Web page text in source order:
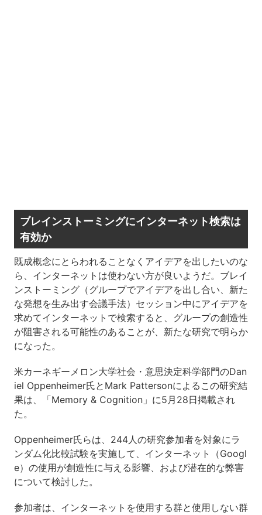
ブレインストーミングにインターネット検索は
有効か
既成概念にとらわれることなくアイデアを出したいのな
ら、インターネットは使わない方が良いようだ。ブレイ
ンストーミング（グループでアイデアを出し合い、新た
な発想を生み出す会議手法）セッション中にアイデアを
求めてインターネットで検索すると、グループの創造性
が阻害される可能性のあることが、新たな研究で明らか
になった。
米カーネギーメロン大学社会・意思決定科学部門のDan
iel Oppenheimer氏とMark Pattersonによるこの研究結
果は、「Memory & Cognition」に5月28日掲載され
た。
Oppenheimer氏らは、244人の研究参加者を対象にラ
ンダム化比較試験を実施して、インターネット（Googl
e）の使用が創造性に与える影響、および潜在的な弊害
について検討した。
参加者は、インターネットを使用する群と使用しない群